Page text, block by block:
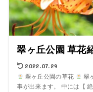
翠ヶ丘公園 草花
2022.07.29
翠ヶ丘公園の草花
翠
事が出来ます。 中には【